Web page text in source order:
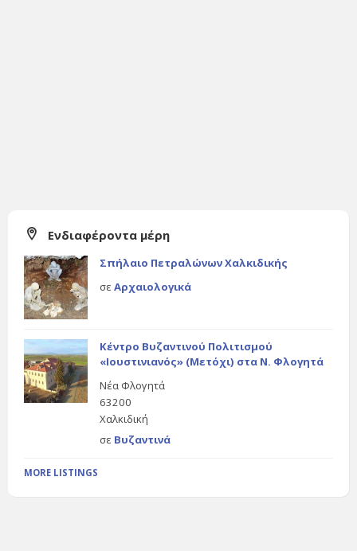
Ενδιαφέροντα μέρη
Σπήλαιο Πετραλώνων Χαλκιδικής
σε Αρχαιολογικά
Κέντρο Βυζαντινού Πολιτισμού
«Ιουστινιανός» (Μετόχι) στα Ν. Φλογητά
Νέα Φλογητά
63200
Χαλκιδική
σε Βυζαντινά
MORE LISTINGS